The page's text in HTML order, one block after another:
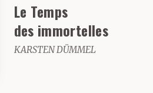
Le Temps
des immortelles
KARSTEN DÜMMEL